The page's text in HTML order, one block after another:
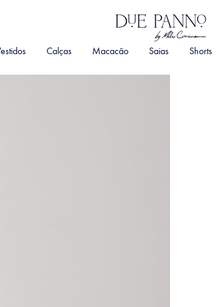
DuePanno
By
Calças Macacão Saias Shorts